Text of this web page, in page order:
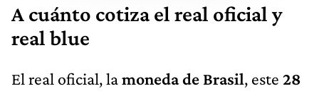
A cuánto cotiza el real oficial y
real blue
El real oficial, lamoneda de Brasil, este 28